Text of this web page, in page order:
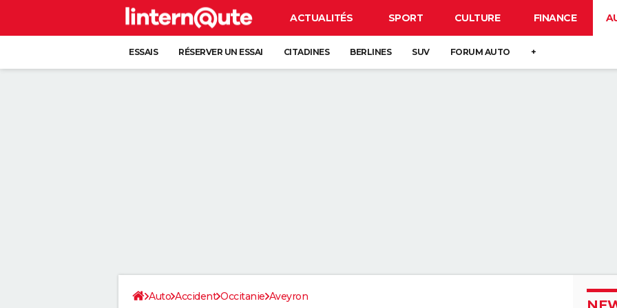
ACTUALITÉS SPORT CULTURE FINANCE
ESSAIS RÉSERVER UN ESSAI CITADINES BERLINES SUV FORUM AUTO +
Auto Accident Occitanie Aveyron